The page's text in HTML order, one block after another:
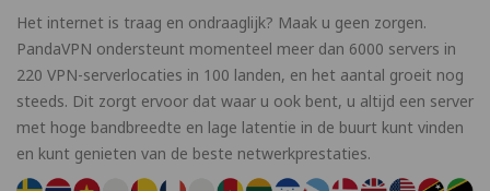
Het internet is traag en ondraaglijk? Maak u geen zorgen.
PandaVPN ondersteunt momenteel meer dan 6000 servers in
220 VPN-serverlocaties in 100 landen, en het aantal groeit nog
steeds. Dit zorgt ervoor dat waar u ook bent, u altijd een server
met hoge bandbreedte en lage latentie in de buurt kunt vinden
en kunt genieten van de beste netwerkprestaties.